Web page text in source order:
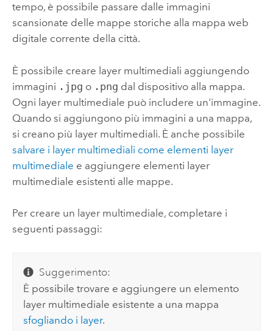
tempo, è possibile passare dalle immagini
scansionate delle mappe storiche alla mappa web
digitale corrente della città.
È possibile creare layer multimediali aggiungendo
immagini .jpg o .png dal dispositivo alla mappa.
Ogni layer multimediale può includere un'immagine.
Quando si aggiungono più immagini a una mappa,
si creano più layer multimediali. È anche possibile
salvare i layer multimediali come elementi layer
multimediale e aggiungere elementi layer
multimediale esistenti alle mappe.
Per creare un layer multimediale, completare i
seguenti passaggi:
Suggerimento:
È possibile trovare e aggiungere un elemento
layer multimediale esistente a una mappa
sfogliando i layer.